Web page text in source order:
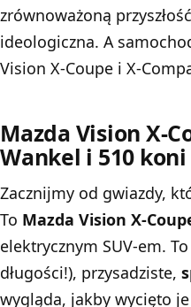
zrównoważoną
ideologiczna. A
Vision X-Coupe i X-
Mazda Vision X-
Wankel i 510
Zacznijmy od gwiazdy,
To Mazda Vision X-
elektrycznym SUV-em.
długości!), przysadziste,
wygląda, jakby wycięto